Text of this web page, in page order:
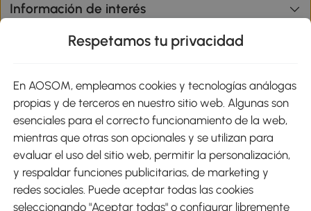
Información de interés
Métodos de Pago
Envíos
Respetamos tu privacidad
En AOSOM, empleamos cookies y tecnologías análogas
propias y de terceros en nuestro sitio web. Algunas son
esenciales para el correcto funcionamiento de la web,
mientras que otras son opcionales y se utilizan para
evaluar el uso del sitio web, permitir la personalización,
y respaldar funciones publicitarias, de marketing y
redes sociales. Puede aceptar todas las cookies
seleccionando "Aceptar todas" o configurar libremente